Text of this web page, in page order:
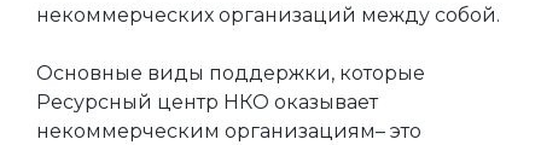
некоммерческих организаций между собой.
Основные виды поддержки, которые
Ресурсный центр НКО оказывает
некоммерческим организациям– это